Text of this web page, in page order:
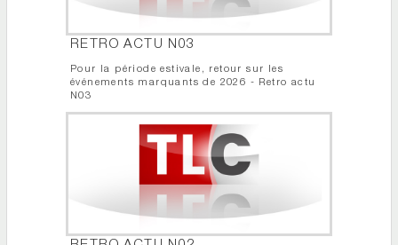
RETRO ACTU N03
Pour la période estivale, retour sur les
événements marquants de 2026 - Retro actu
N03